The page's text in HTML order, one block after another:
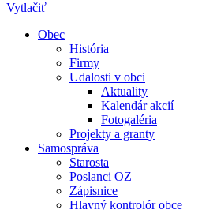
Vytlačiť
Obec
História
Firmy
Udalosti v obci
Aktuality
Kalendár akcií
Fotogaléria
Projekty a granty
Samospráva
Starosta
Poslanci OZ
Zápisnice
Hlavný kontrolór obce